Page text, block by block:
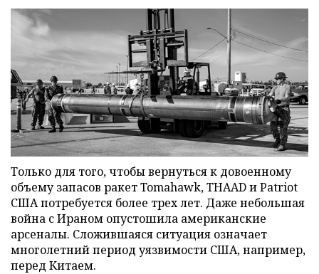
Только для того, чтобы вернуться к довоенному
объему запасов ракет Tomahawk, THAAD и Patriot
США потребуется более трех лет. Даже небольшая
война с Ираном опустошила американские
арсеналы. Сложившаяся ситуация означает
многолетний период уязвимости США, например,
перед Китаем.